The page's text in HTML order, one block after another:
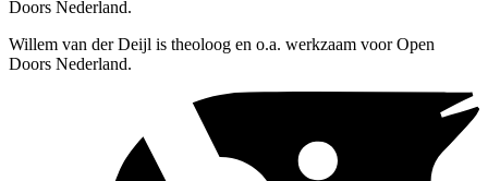
Doors Nederland.
Willem van der Deijl is theoloog en o.a. werkzaam voor Open
Doors Nederland.